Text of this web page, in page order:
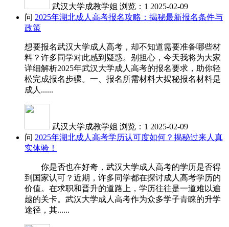
武汉大学成教学姐 浏览：1 2025-02-09
问 2025年湖北成人高考报名攻略：揭秘最新报名条件与
政策
想要报名武汉大学成人高考，却不知道需要准备哪些材
料？许多同学对此感到疑惑。别担心，今天我将为大家
详细解析2025年武汉大学成人高考的报名要求，助你轻
松完成报名步骤。一、报名所需材料大揭秘报名材料是
成人......
武汉大学成教学姐 浏览：1 2025-02-09
问 2025年湖北成人高考学历认可度如何？揭秘过来人真
实体验！
你是否也在好奇，武汉大学成人高考的学历是否得
到国家认可？近期，许多同学都在探讨成人高考学历的
价值。在求职和晋升的道路上，学历往往是一道难以逾
越的关卡。武汉大学成人高考作为众多学子青睐的升学
途径，其......